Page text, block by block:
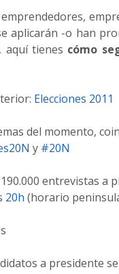
aplicarán -o han
aquí tienes cómo
Elecciones 2011
del momento,
y #20N
entrevistas a
20h (horario
a presidente